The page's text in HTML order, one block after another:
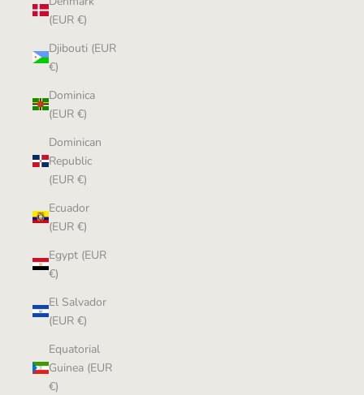
(EUR €)
Djibouti (EUR
€)
Dominica
(EUR €)
Dominican
Republic
(EUR €)
Ecuador
(EUR €)
Egypt (EUR
€)
El Salvador
(EUR €)
Equatorial
Guinea (EUR
€)